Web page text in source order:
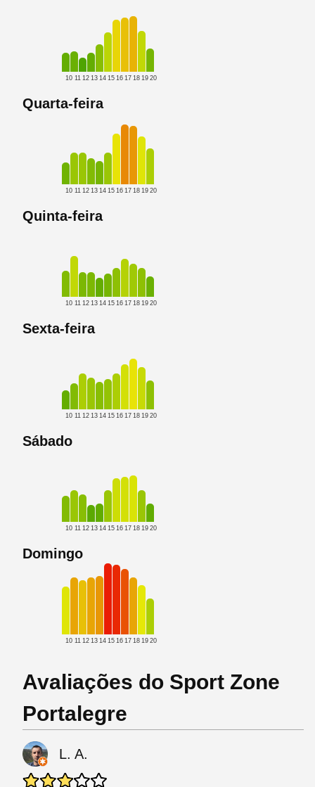
10 11 12 13 14 15 16 17 18 19 20
Quarta-feira
10 11 12 13 14 15 16 17 18 19 20
Quinta-feira
10 11 12 13 14 15 16 17 18 19 20
Sexta-feira
10 11 12 13 14 15 16 17 18 19 20
Sábado
10 11 12 13 14 15 16 17 18 19 20
Domingo
10 11 12 13 14 15 16 17 18 19 20
Avaliações do Sport Zone
Portalegre
L. A.